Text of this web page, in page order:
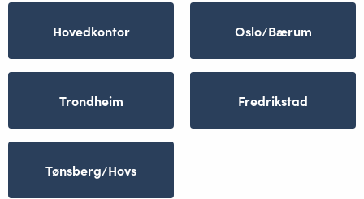
Hovedkontor Oslo/Bærum
Trondheim Fredrikstad
Tønsberg/Hovs